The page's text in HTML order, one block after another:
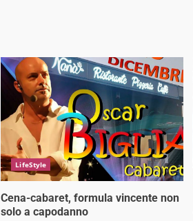
LifeStyle
Cena-cabaret, formula vincente non
solo a capodanno